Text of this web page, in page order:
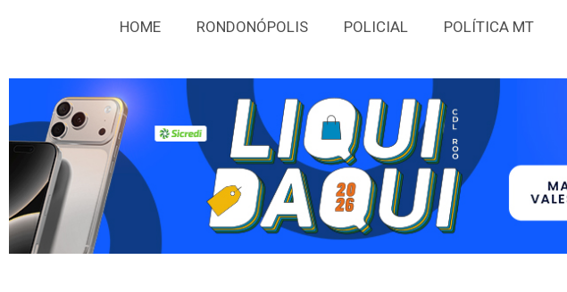
HOME RONDONÓPOLIS POLICIAL POLÍTICA MT